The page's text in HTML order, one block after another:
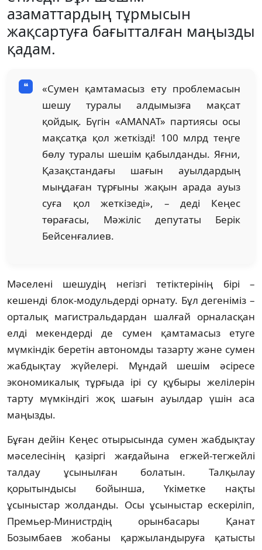
азаматтардың тұрмысын
жақсартуға бағытталған маңызды
қадам.
«Сумен қамтамасыз ету проблемасын
шешу туралы алдымызға мақсат
қойдық. Бүгін «AMANAT» партиясы осы
мақсатқа қол жеткізді! 100 млрд теңге
бөлу туралы шешім қабылданды. Яғни,
Қазақстандағы шағын ауылдардың
мыңдаған тұрғыны жақын арада ауыз
суға қол жеткізеді», – деді Кеңес
төрағасы, Мәжіліс депутаты Берік
Бейсенғалиев.
Мәселені шешудің негізгі тетіктерінің бірі –
кешенді блок-модульдерді орнату. Бұл дегеніміз –
орталық магистральдардан шалғай орналасқан
елді мекендерді де сумен қамтамасыз етуге
мүмкіндік беретін автономды тазарту және сумен
жабдықтау жүйелері. Мұндай шешім әсіресе
экономикалық тұрғыда ірі су құбыры желілерін
тарту мүмкіндігі жоқ шағын ауылдар үшін аса
маңызды.
Бұған дейін Кеңес отырысында сумен жабдықтау
мәселесінің қазіргі жағдайына егжей-тегжейлі
талдау ұсынылған болатын. Талқылау
қорытындысы бойынша, Үкіметке нақты
ұсыныстар жолданды. Осы ұсыныстар ескеріліп,
Премьер-Министрдің орынбасары Қанат
Бозымбаев жобаны қаржыландыруға қатысты